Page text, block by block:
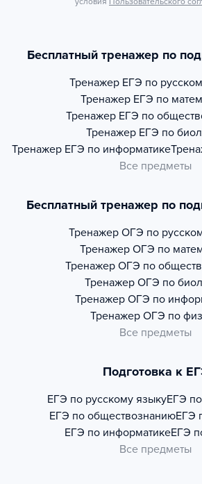
Бесплатный тренажер по
Тренажер ЕГЭ по
Тренажер ЕГЭ по
Тренажер ЕГЭ по
Тренажер ЕГЭ по
Тренажер ЕГЭ по информатике
Все предметы
Бесплатный тренажер по
Тренажер ОГЭ по
Тренажер ОГЭ по
Тренажер ОГЭ по
Тренажер ОГЭ по
Тренажер ОГЭ по
Тренажер ОГЭ по
Все предметы
Подготовка к
ЕГЭ по русскому языкуЕГЭ
ЕГЭ по обществознаниюЕГЭ
ЕГЭ по информатикеЕГЭ
Все предметы